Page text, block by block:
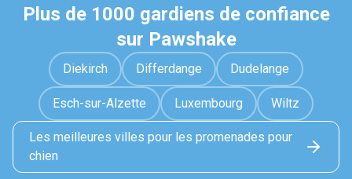
Plus de 1000 gardiens de confiance
sur Pawshake
Diekirch Differdange Dudelange
Esch-sur-Alzette Luxembourg Wiltz
Les meilleures villes pour les promenades pour
chien